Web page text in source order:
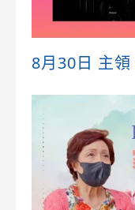
8月30日 主